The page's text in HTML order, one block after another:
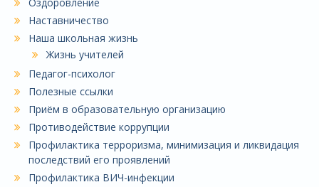
Наставничество
Наша школьная жизнь
Жизнь учителей
Педагог-психолог
Полезные ссылки
Приём в образовательную организацию
Противодействие коррупции
Профилактика терроризма, минимизация и ликвидация
последствий его проявлений
Профилактика ВИЧ-инфекции